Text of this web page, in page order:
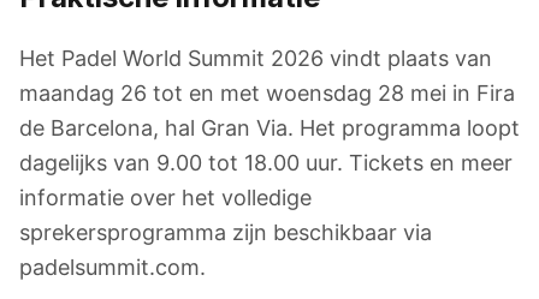
Het Padel World Summit 2026 vindt plaats van
maandag 26 tot en met woensdag 28 mei in Fira
de Barcelona, hal Gran Via. Het programma loopt
dagelijks van 9.00 tot 18.00 uur. Tickets en meer
informatie over het volledige
sprekersprogramma zijn beschikbaar via
padelsummit.com.